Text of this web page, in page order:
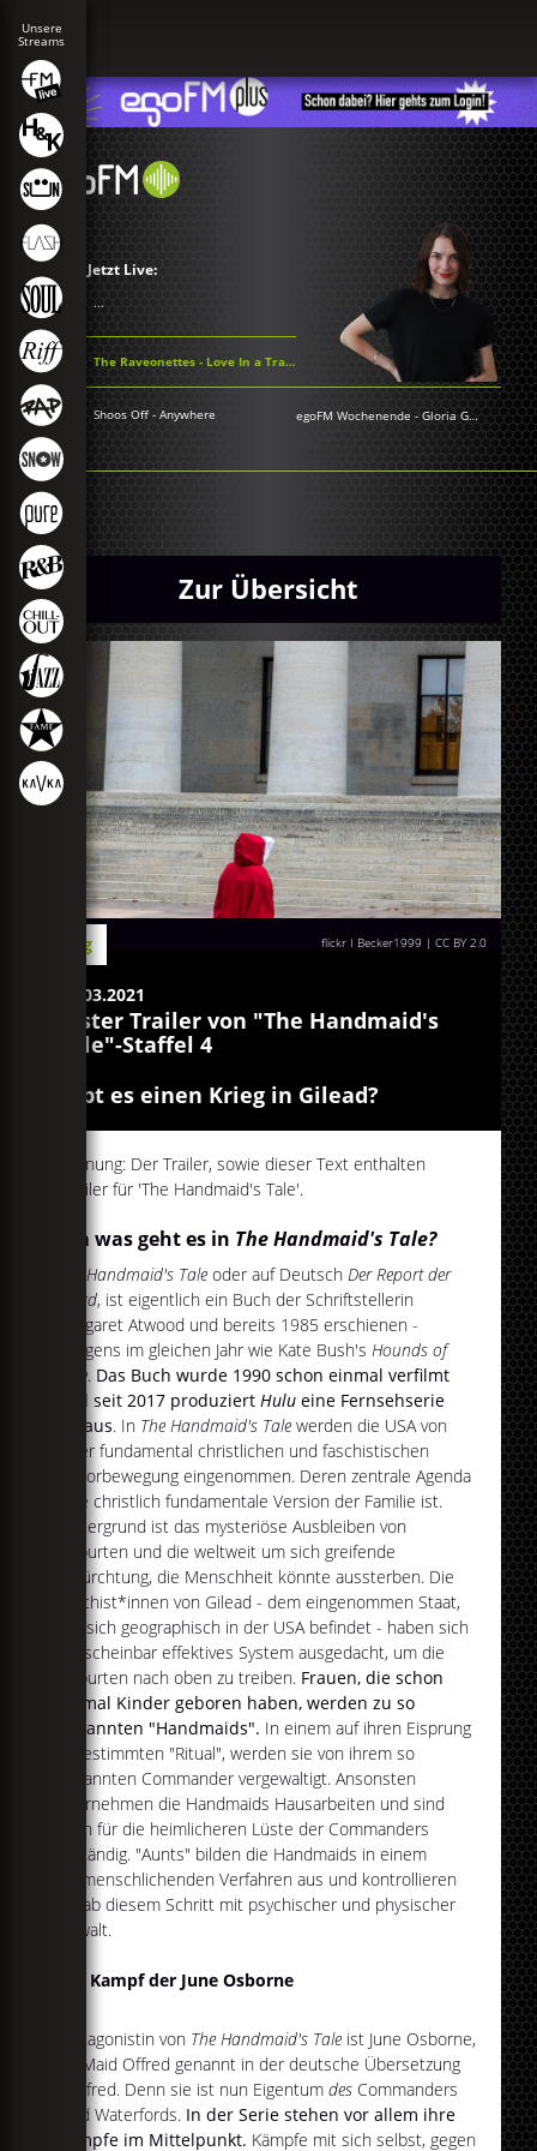
Jetzt Live:
...
The Raveonettes - Love In a Trashcan
Shoos Off - Anywhere egoFM Wochenende -Gloria Grünwald
Zur Übersicht
flickr I Becker1999 |CC BY 2.0
Blog
31.03.2021
Erster Trailer von "The Handmaid's
Tale"-Staffel 4
Gibt es einen Krieg in Gilead?
Warnung: Der Trailer, sowie dieser Text enthalten
Spoiler für 'The Handmaid's Tale'.
Um was geht es in The Handmaid's Tale?
The Handmaid's Tale oder auf DeutschDer Report der
Magd, ist eigentlich ein Buch der Schriftstellerin
Margaret Atwood und bereits 1985 erschienen -
übrigens im gleichen Jahr wie Kate Bush'sHounds of
Love. Das Buch wurde 1990 schon einmal verfilmt
und seit 2017 produziertHulu eine Fernsehserie
daraus. In The Handmaid's Tale werden die USA von
einer fundamental christlichen und faschistischen
Terrorbewegung eingenommen. Deren zentrale Agenda
eine christlich fundamentale Version der Familie ist.
Hintergrund ist das mysteriöse Ausbleiben von
Geburten und die weltweit um sich greifende
Befürchtung, die Menschheit könnte aussterben. Die
Faschist*innen von Gilead - dem eingenommen Staat,
der sich geographisch in der USA befindet - haben sich
ein scheinbar effektives System ausgedacht, um die
Geburten nach oben zu treiben. Frauen, die schon
einmal Kinder geboren haben, werden zu so
genannten "Handmaids". In einem auf ihren Eisprung
abgestimmten "Ritual", werden sie von ihrem so
genannten Commander vergewaltigt. Ansonsten
übernehmen die Handmaids Hausarbeiten und sind
auch für die heimlicheren Lüste der Commanders
zuständig. "Aunts" bilden die Handmaids in einem
entmenschlichenden Verfahren aus und kontrollieren
sie ab diesem Schritt mit psychischer und physischer
Gewalt.
Der Kampf der June Osborne
Protagonistin von The Handmaid's Tale ist June Osborne,
als Maid Offred genannt in der deutsche Übersetzung
Desfred. Denn sie ist nun Eigentumdes Commanders
Fred Waterfords. In der Serie stehen vor allem ihre
Kämpfe im Mittelpunkt. Kämpfe mit sich selbst, gegen